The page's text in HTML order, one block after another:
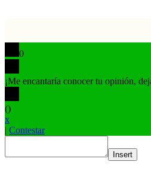
0
¡Me encantaría conocer tu opinión,
()
x
| Contestar
Insert